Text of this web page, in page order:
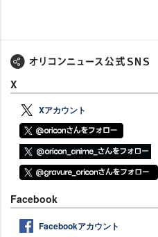
X
Xアカウント
Facebook
Facebookアカウント